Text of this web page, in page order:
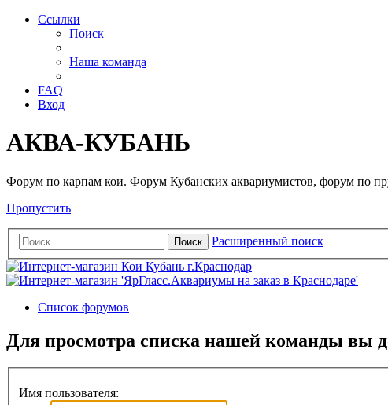
Ссылки
Поиск
Наша команда
FAQ
Вход
АКВА-КУБАНЬ
Форум по карпам кои. Форум Кубанских аквариумистов, форум по
Пропустить
Поиск Расширенный поиск
Список форумов
Для просмотра списка нашей команды вы
Имя пользователя: